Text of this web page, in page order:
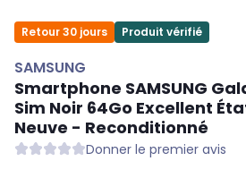
Retour 30 jours Produit vérifié
SAMSUNG
Smartphone SAMSUNG
Sim Noir 64Go Excellent
Neuve - Reconditionné
Donner le premier avis